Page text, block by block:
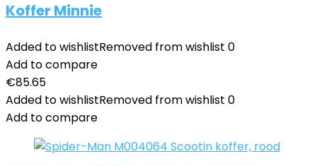
Koffer Minnie
Added to wishlistRemoved from wishlist 0
Add to compare
€85.65
Added to wishlistRemoved from wishlist 0
Add to compare